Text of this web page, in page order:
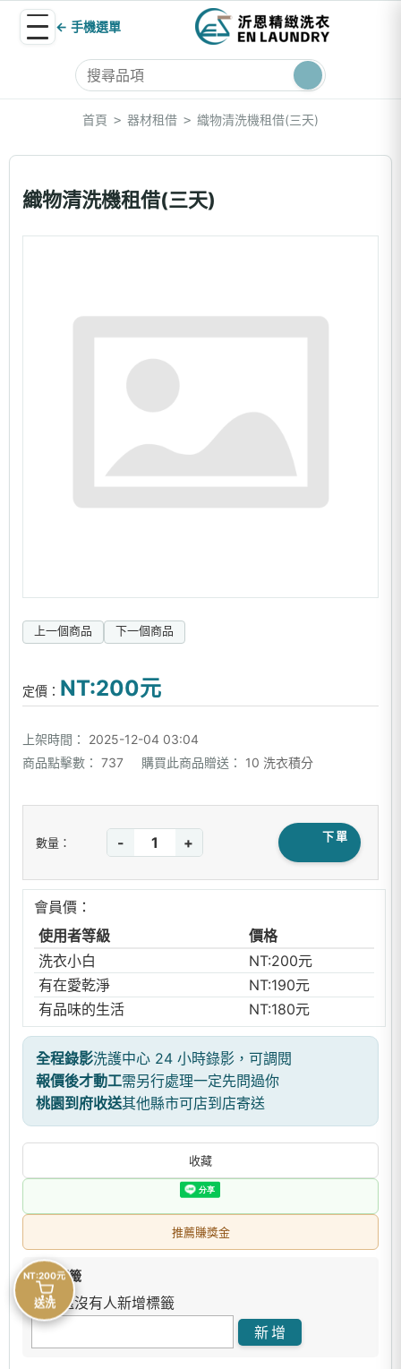
← 手機選單
首頁 > 器材租借 > 織物清洗機租借(三天)
織物清洗機租借(三天)
上一個商品 下一個商品
定價： NT:200元
上架時間：
2025-12-04 03:04
商品點擊數： 737 購買此商品贈送： 10 洗衣積分
數量： - + 下單
會員價：
使用者等級
價格
洗衣小白
NT:200元
有在愛乾淨
NT:190元
有品味的生活
NT:180元
全程錄影洗護中心 24 小時錄影，可調閱
報價後才動工需另行處理一定先問過你
桃園到府收送其他縣市可店到店寄送
收藏
推薦賺獎金
商品標籤
目前還沒有人新增標籤
NT:200元
送洗